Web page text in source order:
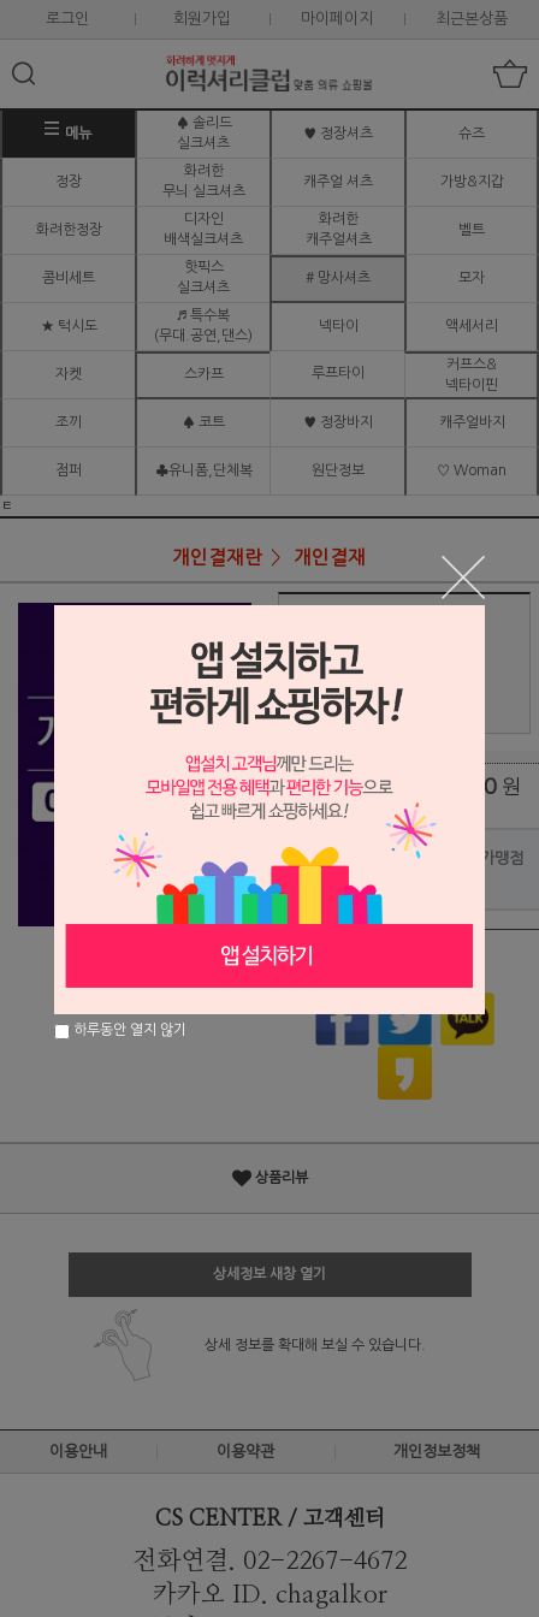
로그인 회원가입 마이페이지 최근본상품
메뉴
♠ 솔리드
실크셔츠
♥ 정장셔츠 슈즈
정장
화려한
무늬 실크셔츠
캐주얼 셔츠 가방&지갑
화려한정장
디자인
배색실크셔츠
화려한
캐주얼셔츠
벨트
콤비세트
핫픽스
실크셔츠
# 망사셔츠 모자
★ 턱시도
♬ 특수복
(무대.공연,댄스)
넥타이 액세서리
자켓 스카프 루프타이
커프스&
넥타이핀
조끼 ♠ 코트 ♥ 정장바지 캐주얼바지
점퍼 ♣유니폼,단체복 원단정보 ♡ Woman
ㅌ
개인결재란 개인결재
상품가 358,000
배송비 (조건)
총 상품 금액 0 원
포인트사용 가맹점
상품리뷰
상세정보 새창 열기
상세 정보를 확대해 보실 수 있습니다.
이용안내 이용약관 개인정보정책
CS CENTER / 고객센터
전화연결. 02-2267-4672
카카오 ID. chagalkor
하루동안 열지 않기